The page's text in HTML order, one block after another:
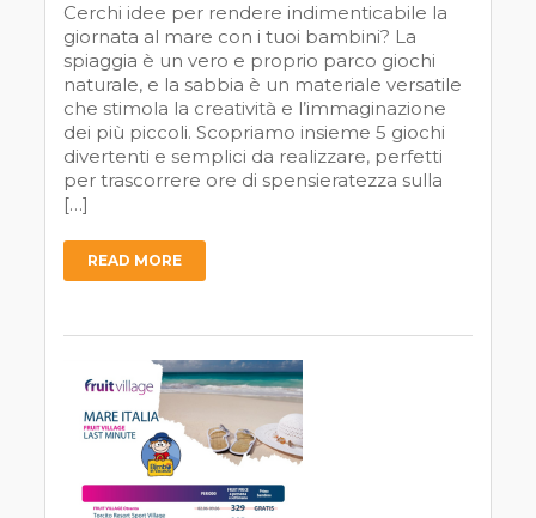
Cerchi idee per rendere indimenticabile la
giornata al mare con i tuoi bambini? La
spiaggia è un vero e proprio parco giochi
naturale, e la sabbia è un materiale versatile
che stimola la creatività e l’immaginazione
dei più piccoli. Scopriamo insieme 5 giochi
divertenti e semplici da realizzare, perfetti
per trascorrere ore di spensieratezza sulla
[…]
READ MORE